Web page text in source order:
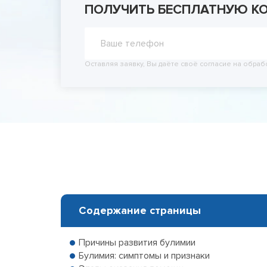
ПОЛУЧИТЬ БЕСПЛАТНУЮ
Оставляя заявку, Вы даёте своё согласие на
Содержание страницы
Причины развития булимии
Булимия: симптомы и признаки